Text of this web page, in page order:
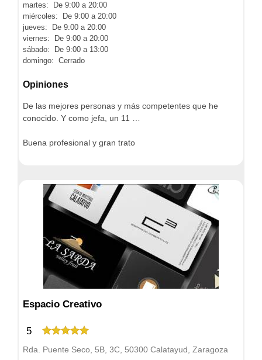
martes: De 9:00 a 20:00
miércoles: De 9:00 a 20:00
jueves: De 9:00 a 20:00
viernes: De 9:00 a 20:00
sábado: De 9:00 a 13:00
domingo: Cerrado
Opiniones
De las mejores personas y más competentes que he
conocido. Y como jefa, un 11 …
Buena profesional y gran trato
Espacio Creativo
5
Rda. Puente Seco, 5B, 3C, 50300 Calatayud, Zaragoza